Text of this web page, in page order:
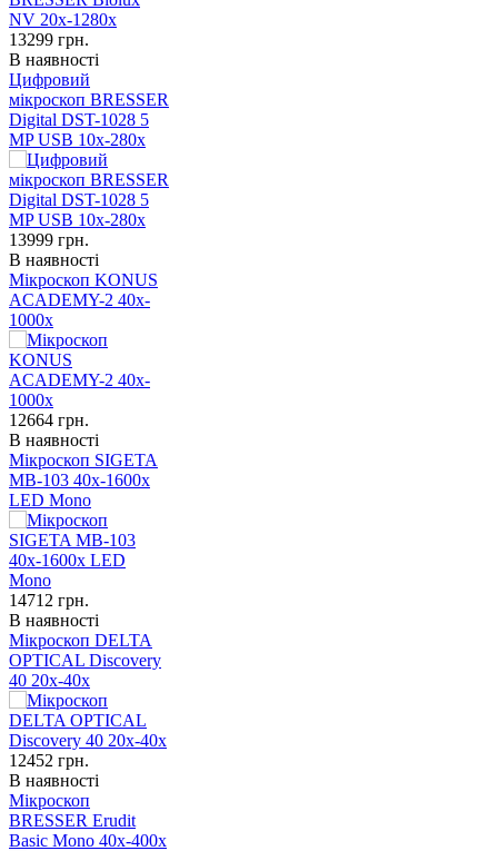
13299 грн.
В наявності
Цифровий
мікроскоп BRESSER
Digital DST-1028 5
MP USB 10x-280x
13999 грн.
В наявності
Мікроскоп KONUS
ACADEMY-2 40x-
1000x
12664 грн.
В наявності
Мікроскоп SIGETA
MB-103 40x-1600x
LED Mono
14712 грн.
В наявності
Мікроскоп DELTA
OPTICAL Discovery
40 20x-40x
12452 грн.
В наявності
Мікроскоп
BRESSER Erudit
Basic Mono 40x-400x